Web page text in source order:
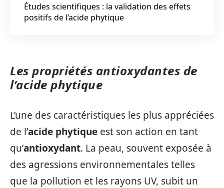
Études scientifiques : la validation des effets
positifs de l’acide phytique
Les propriétés antioxydantes de
l’acide phytique
L’une des caractéristiques les plus appréciées
de l’acide phytique est son action en tant
qu’antioxydant. La peau, souvent exposée à
des agressions environnementales telles
que la pollution et les rayons UV, subit un